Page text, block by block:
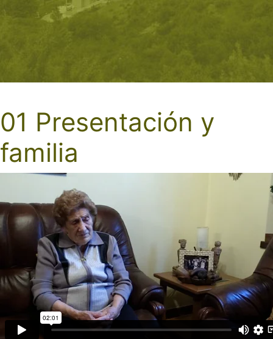
01 Presentación y
familia